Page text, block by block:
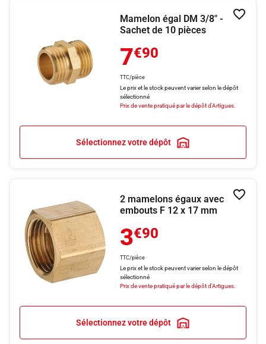
Mamelon égal DM 3/8" -
Sachet de 10 pièces
7€90
TTC/pièce
Le prix et le stock peuvent varier selon le dépôt
sélectionné
Prix de vente pratiqué par le dépôt d'Artigues.
Sélectionnez votre dépôt
2 mamelons égaux avec
embouts F 12 x 17 mm
3€90
TTC/pièce
Le prix et le stock peuvent varier selon le dépôt
sélectionné
Prix de vente pratiqué par le dépôt d'Artigues.
Sélectionnez votre dépôt